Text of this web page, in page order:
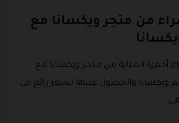
من متجر ويكسانا مع
أجهزة العناية من متجر ويكسانا مع
ويكسانا والحصول عليها بسعر رائع في